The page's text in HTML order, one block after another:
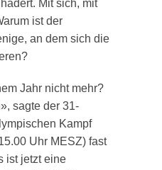
Mit sich, mit
ist der
an dem sich die
Jahr nicht mehr?
sagte der 31-
Kampf
Uhr MESZ) fast
ist jetzt eine